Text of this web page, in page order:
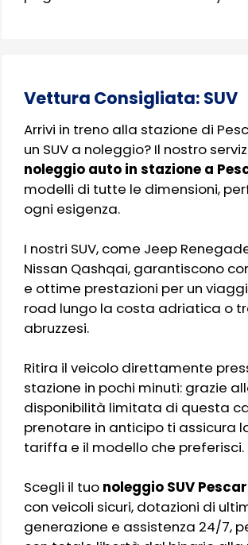
Vettura Consigliata: SUV
Arrivi in treno alla stazione di
un SUV a noleggio? Il nostro
noleggio auto in stazione a
modelli di tutte le dimensioni,
ogni esigenza.
I nostri SUV, come Jeep
Nissan Qashqai, garantiscono
e ottime prestazioni per un
road lungo la costa adriatica o
abruzzesi.
Ritira il veicolo direttamente
stazione in pochi minuti: grazie
disponibilità limitata di questa
prenotare in anticipo ti assicura
tariffa e il modello che preferisci.
Scegli il tuo noleggio SUV
con veicoli sicuri, dotazioni di
generazione e assistenza 24/7,